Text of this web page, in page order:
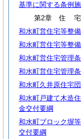
基準に関する条例
第2章 住宅
和水町営住宅等整
和水町営住宅等整
和水町営住宅管理
和水町営住宅管理
和水町久井原住宅
和水町戸建て木造
金交付要綱
和水町ブロック塀
交付要綱